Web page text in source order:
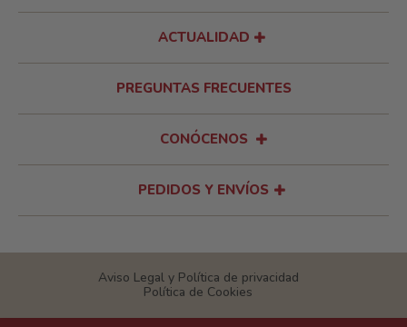
ACTUALIDAD
PREGUNTAS FRECUENTES
CONÓCENOS
PEDIDOS Y ENVÍOS
Aviso Legal y Política de privacidad
Política de Cookies